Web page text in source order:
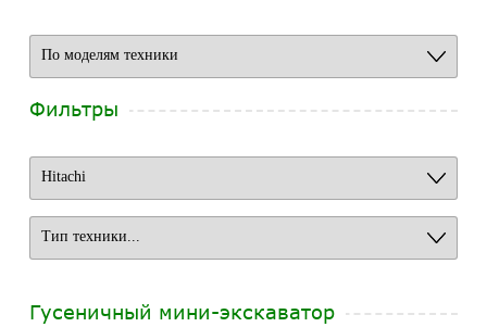
Фильтры
Гусеничный мини-экскаватор